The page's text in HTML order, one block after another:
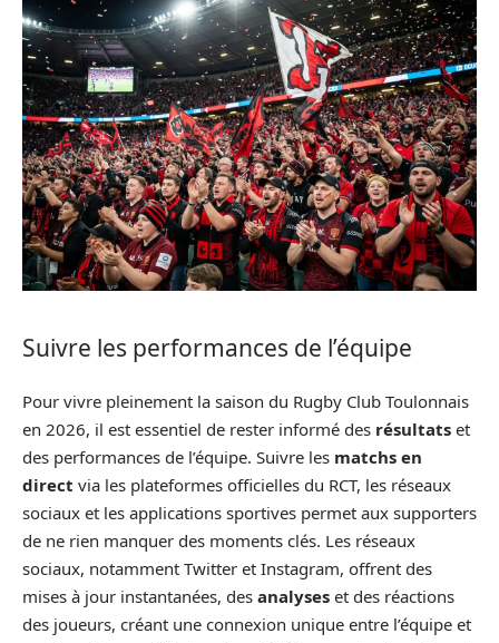
Suivre les performances de l’équipe
Pour vivre pleinement la saison du Rugby Club Toulonnais
en 2026, il est essentiel de rester informé des résultats et
des performances de l’équipe. Suivre les matchs en
direct via les plateformes officielles du RCT, les réseaux
sociaux et les applications sportives permet aux supporters
de ne rien manquer des moments clés. Les réseaux
sociaux, notamment Twitter et Instagram, offrent des
mises à jour instantanées, des analyses et des réactions
des joueurs, créant une connexion unique entre l’équipe et